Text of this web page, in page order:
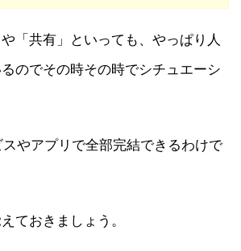
「共有」といっても、やっぱり人
のでその時その時でシチュエーシ
やアプリで全部完結できるわけで
ておきましょう。